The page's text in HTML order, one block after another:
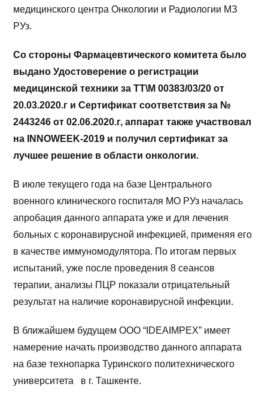
медицинского центра Онкологии и Радиологии МЗ
РУз.
Со стороны Фармацевтического комитета было
выдано Удостоверение о регистрации
медицинской техники за ТТ\М 00383/03/20 от
20.03.2020.г и Сертификат соответствия за №
2443246 от 02.06.2020.г, аппарат также участвовал
на INNOWEEK-2019 и получил сертификат за
лучшее решение в области онкологии.
В июле текущего года на базе Центрального
военного клинического госпиталя МО РУз началась
апробация данного аппарата уже и для лечения
больных с коронавирусной инфекцией, применяя его
в качестве иммуномодулятора. По итогам первых
испытаний, уже после проведения 8 сеансов
терапии, анализы ПЦР показали отрицательный
результат на наличие коронавирусной инфекции.
В ближайшем будущем ООО “IDEAIMPEX” имеет
намерение начать производство данного аппарата
на базе технопарка Туринского политехнического
университета в г. Ташкенте.